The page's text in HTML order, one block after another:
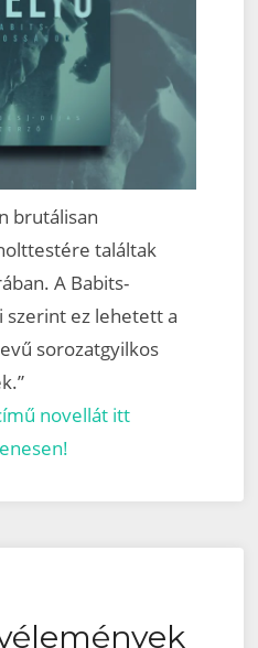
brutálisan
találtak
A Babits-
szerint ez lehetett a
sorozatgyilkos
novellát itt